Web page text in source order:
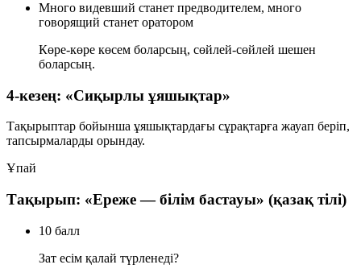
Много видевший станет предводителем, много
говорящий станет оратором
Көре-көре көсем боларсың, сөйлей-сөйлей шешен
боларсың.
4-кезең: «Сиқырлы ұяшықтар»
Тақырыптар бойынша ұяшықтардағы сұрақтарға жауап беріп,
тапсырмаларды орындау.
Ұпай
Тақырып: «Ереже — білім бастауы» (қазақ тілі)
10 балл
Зат есім қалай түрленеді?